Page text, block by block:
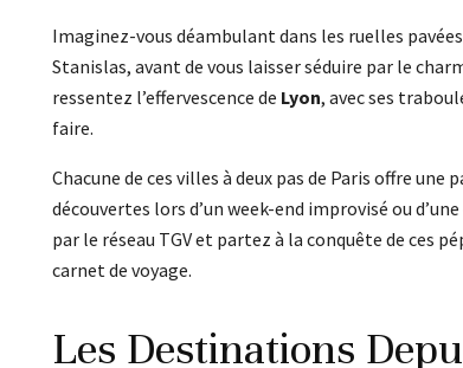
Imaginez-vous déambulant dans les ruelles
Stanislas, avant de vous laisser séduire par le
ressentez l’effervescence de Lyon, avec ses
faire.
Chacune de ces villes à deux pas de Paris offre
découvertes lors d’un week-end improvisé ou
par le réseau TGV et partez à la conquête de ces
carnet de voyage.
Les Destinations